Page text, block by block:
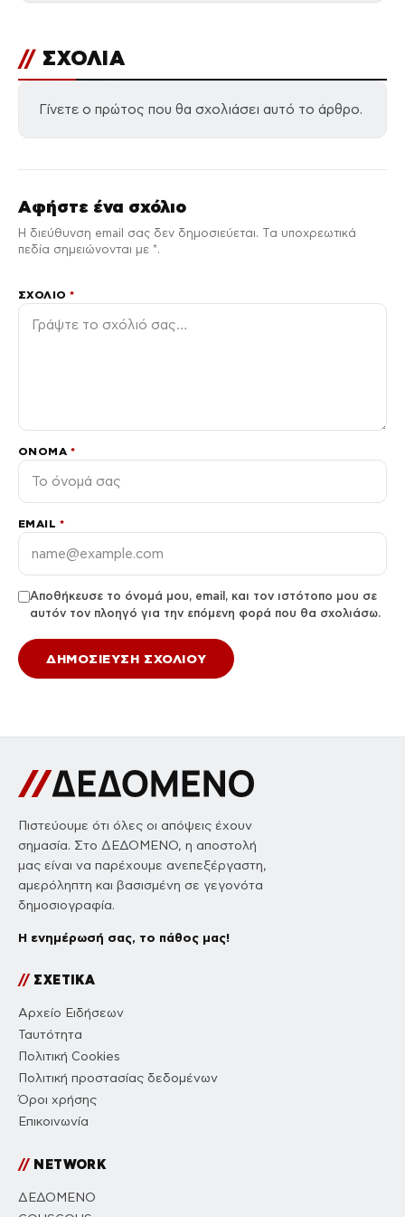
// ΣΧΟΛΙΑ
Γίνετε ο πρώτος που θα σχολιάσει αυτό το άρθρο.
Αφήστε ένα σχόλιο
Η διεύθυνση email σας δεν δημοσιεύεται. Τα υποχρεωτικά
πεδία σημειώνονται με *.
ΣΧΌΛΙΟ*
ΌΝΟΜΑ *
EMAIL *
Αποθήκευσε το όνομά μου, email, και τον ιστότοπο μου σε
αυτόν τον πλοηγό για την επόμενη φορά που θα σχολιάσω.
Πιστεύουμε ότι όλες οι απόψεις έχουν
σημασία. Στο ΔΕΔΟΜΕΝΟ, η αποστολή
μας είναι να παρέχουμε ανεπεξέργαστη,
αμερόληπτη και βασισμένη σε γεγονότα
δημοσιογραφία.
Η ενημέρωσή σας, το πάθος μας!
//ΣΧΕΤΙΚΑ
Αρχείο Ειδήσεων
Ταυτότητα
Πολιτική Cookies
Πολιτική προστασίας δεδομένων
Όροι χρήσης
Επικοινωνία
//NETWORK
ΔΕΔΟΜΕΝΟ